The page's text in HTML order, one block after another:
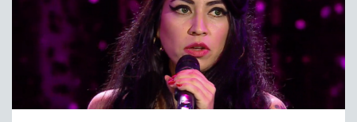
PROGRAMAS
TELESERIES